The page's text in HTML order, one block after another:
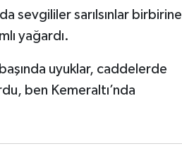
sevgililer sarılsınlar birbirine
yağardı.
uyuklar, caddelerde
ben Kemeraltı’nda